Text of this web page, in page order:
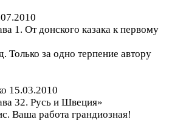
1. От донского казака к первому
Только за одно терпение автору
15.03.2010
32. Русь и Швеция»
Ваша работа грандиозная!